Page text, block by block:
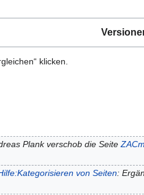
klicken.
Plank verschob die Seite
von Seiten: